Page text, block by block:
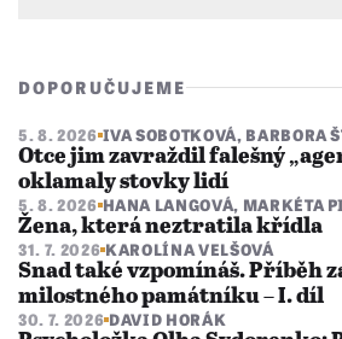
DOPORUČUJEME
5. 8. 2026 IVA SOBOTKOVÁ, BARBORA
Otce jim zavraždil falešný
oklamaly stovky lidí
5. 8. 2026 HANA LANGOVÁ, MARKÉTA
Žena, která neztratila křídla
31. 7. 2026 KAROLÍNA VELŠOVÁ
Snad také vzpomínáš. Příběh
milostného památníku – I. díl
30. 7. 2026 DAVID HORÁK